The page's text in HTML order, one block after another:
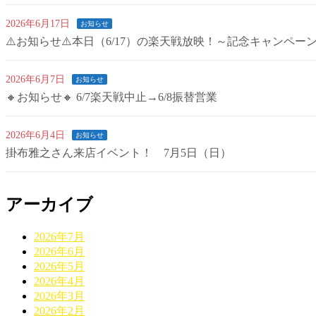
2026年6月17日 お知らせ
⚠️お知らせ⚠️本日（6/17）の楽天戦放映！～記念キャンペー
2026年6月7日 お知らせ
🔸お知らせ🔸 6/7楽天戦中止→6/8振替営業
2026年6月4日 お知らせ
掛布雅之さん来店イベント！ 7月5日（日）
アーカイブ
2026年7月
2026年6月
2026年5月
2026年4月
2026年3月
2026年2月